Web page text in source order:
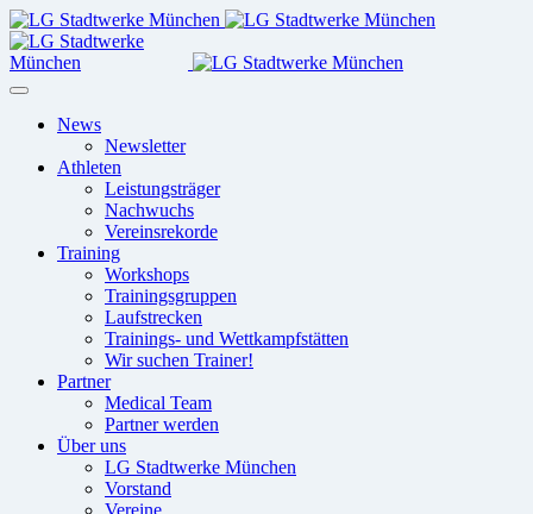
News
Newsletter
Athleten
Leistungsträger
Nachwuchs
Vereinsrekorde
Training
Workshops
Trainingsgruppen
Laufstrecken
Trainings- und Wettkampfstätten
Wir suchen Trainer!
Partner
Medical Team
Partner werden
Über uns
LG Stadtwerke München
Vorstand
Vereine